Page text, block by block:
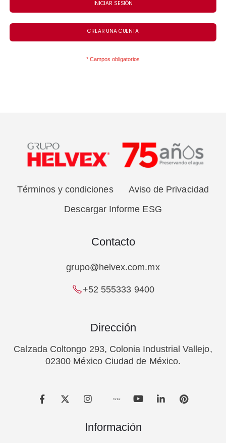
INICIAR SESIÓN
CREAR UNA CUENTA
Términos y condiciones
Aviso de Privacidad
Descargar Informe ESG
Contacto
grupo@helvex.com.mx
+52 555333 9400
Dirección
Calzada Coltongo 293, Colonia Industrial Vallejo,
02300 México Ciudad de México.
TikTok
Información